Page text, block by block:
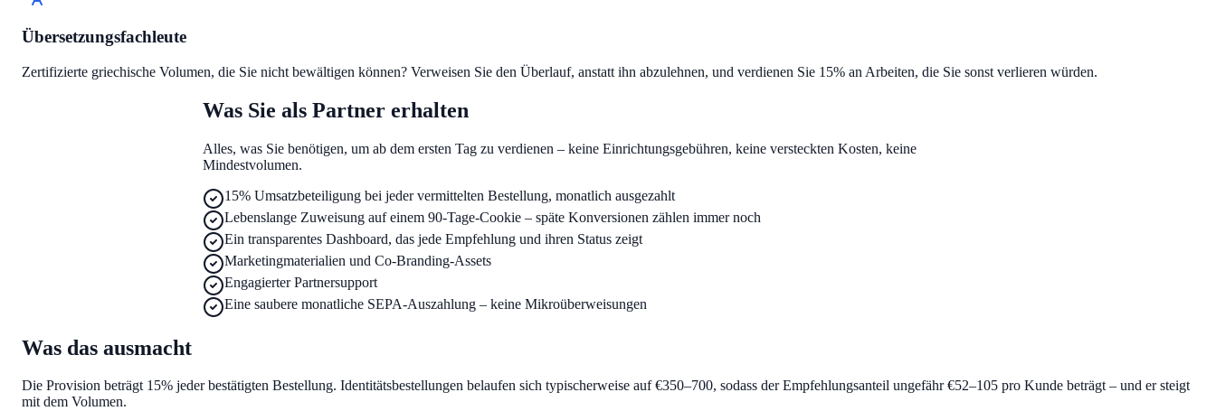
Übersetzungsfachleute
Zertifizierte griechische Volumen, die Sie nicht bewältigen können? Verweisen Sie den Überlauf, anstatt ihn abzulehnen, und verdienen Sie 15% an Arbeiten, die Sie sonst verlieren würden.
Was Sie als Partner erhalten
Alles, was Sie benötigen, um ab dem ersten Tag zu verdienen – keine Einrichtungsgebühren, keine versteckten Kosten, keine
Mindestvolumen.
15% Umsatzbeteiligung bei jeder vermittelten Bestellung, monatlich ausgezahlt
Lebenslange Zuweisung auf einem 90-Tage-Cookie – späte Konversionen zählen immer noch
Ein transparentes Dashboard, das jede Empfehlung und ihren Status zeigt
Marketingmaterialien und Co-Branding-Assets
Engagierter Partnersupport
Eine saubere monatliche SEPA-Auszahlung – keine Mikroüberweisungen
Was das ausmacht
Die Provision beträgt 15% jeder bestätigten Bestellung. Identitätsbestellungen belaufen sich typischerweise auf €350–700, sodass der Empfehlungsanteil ungefähr €52–105 pro Kunde beträgt – und er steigt
mit dem Volumen.